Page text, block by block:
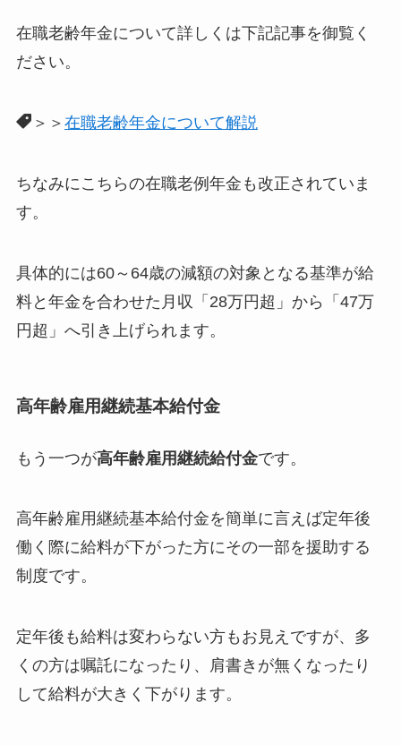
在職老齢年金について詳しくは下記記事を御覧く
ださい。
＞＞ 在職老齢年金について解説
ちなみにこちらの在職老例年金も改正されていま
す。
具体的には60～64歳の減額の対象となる基準が給
料と年金を合わせた月収「28万円超」から「47万
円超」へ引き上げられます。
高年齢雇用継続基本給付金
もう一つが高年齢雇用継続給付金です。
高年齢雇用継続基本給付金を簡単に言えば定年後
働く際に給料が下がった方にその一部を援助する
制度です。
定年後も給料は変わらない方もお見えですが、多
くの方は嘱託になったり、肩書きが無くなったり
して給料が大きく下がります。